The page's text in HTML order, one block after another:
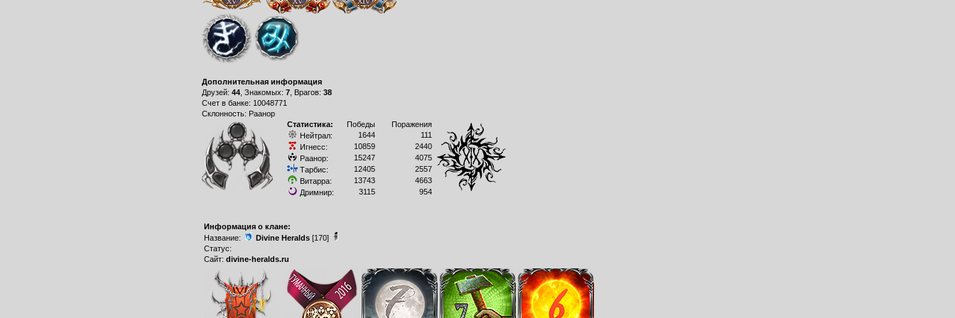
Дополнительная информация
Друзей: 44, Знакомых: 7, Врагов: 38
Счет в банке: 10048771
Склонность: Раанор
Статистика:
Победы
Поражения
Нейтрал:
1644
111
Игнесс:
10859
2440
Раанор:
15247
4075
Тарбис:
12405
2557
Витарра:
13743
4663
Дримнир:
3115 954
Информация о клане:
Название:
Divine Heralds[170]
Статус:
Сайт: divine-heralds.ru